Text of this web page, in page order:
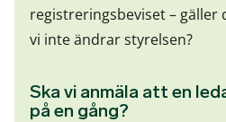
registreringsbeviset – gäller
vi inte ändrar styrelsen?
Ska vi anmäla att en
på en gång?